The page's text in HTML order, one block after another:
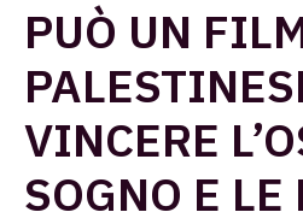
PUÒ UN
VINCERE
SOGNO E